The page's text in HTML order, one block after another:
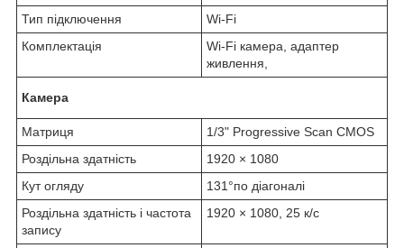
Тип підключення
Wi-Fi
Комплектація
Wi-Fi камера, адаптер
живлення,
Камера
Матриця
1/3" Progressive Scan CMOS
Роздільна здатність
1920 × 1080
Кут огляду
131°по діагоналі
Роздільна здатність і частота
запису
1920 × 1080, 25 к/с